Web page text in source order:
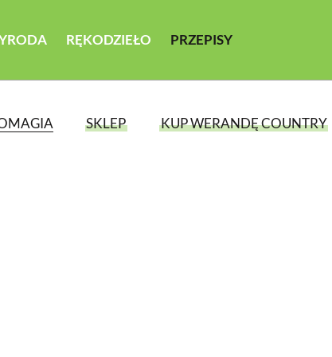
RĘKODZIEŁO PRZEPISY
SKLEP KUP WERANDĘ COUNTRY